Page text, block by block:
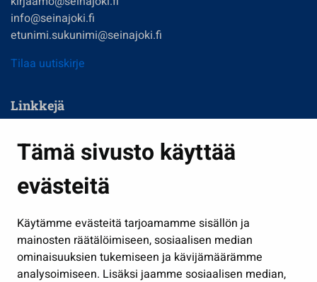
Tämä sivusto käyttää
evästeitä
Käytämme evästeitä tarjoamamme sisällön ja
mainosten räätälöimiseen, sosiaalisen median
ominaisuuksien tukemiseen ja kävijämäärämme
analysoimiseen. Lisäksi jaamme sosiaalisen median,
info@seinajoki.fi
etunimi.sukunimi@seinajoki.fi
Tilaa uutiskirje
Linkkejä
Kasvatus ja opetus
Kulttuuri ja liikunta
Työ ja yrittäminen
Osallistu ja asioi